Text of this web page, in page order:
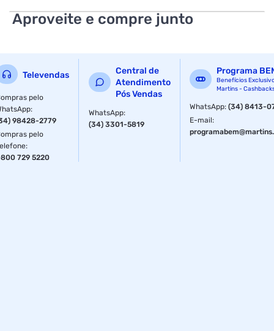
Aproveite e compre junto
Televendas
pelo
:
98428-2779
pelo
:
729 5220
Central de
Atendimento
Pós Vendas
WhatsApp:
(34) 3301-5819
Programa
Benefícios
Martins -
WhatsApp:(34) 8413-
E-mail: